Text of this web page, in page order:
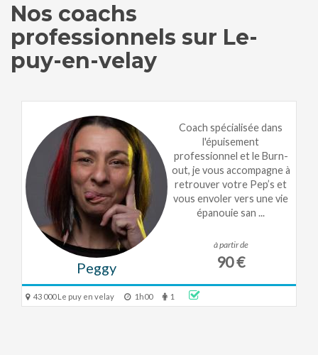
Nos coachs
professionnels sur Le-
puy-en-velay
Peggy
Coach spécialisée dans
l'épuisement
professionnel et le Burn-
out, je vous accompagne à
retrouver votre Pep’s et
vous envoler vers une vie
épanouie san ...
à partir de
90 €
43 000 Le puy en velay 1h00 1